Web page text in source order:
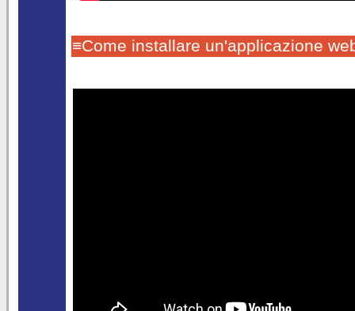
≡Come installare un'applicazione